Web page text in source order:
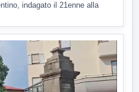
indagato il 21enne alla